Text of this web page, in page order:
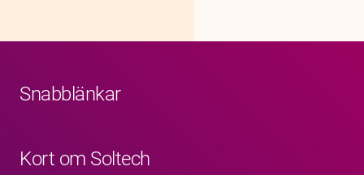
Snabblänkar
Kort om Soltech